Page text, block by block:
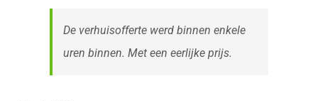
De verhuisofferte werd binnen enkele
uren binnen. Met een eerlijke prijs.